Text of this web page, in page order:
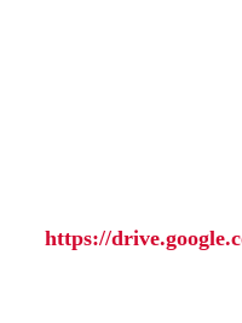
https://